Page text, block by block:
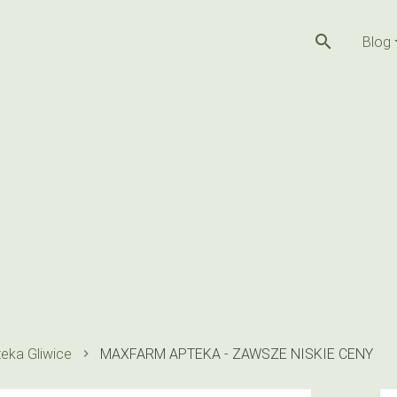
search Blog
Gliwice MAXFARM APTEKA - ZAWSZE NISKIE CENY